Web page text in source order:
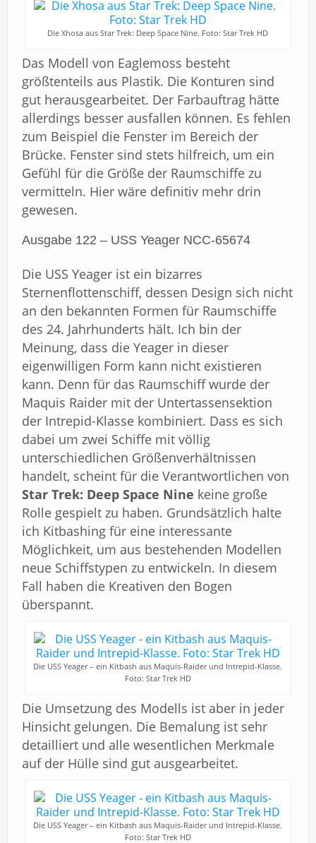
Die Xhosa aus Star Trek: Deep Space Nine. Foto: Star Trek HD
Das Modell von Eaglemoss besteht
größtenteils aus Plastik. Die Konturen sind
gut herausgearbeitet. Der Farbauftrag hätte
allerdings besser ausfallen können. Es fehlen
zum Beispiel die Fenster im Bereich der
Brücke. Fenster sind stets hilfreich, um ein
Gefühl für die Größe der Raumschiffe zu
vermitteln. Hier wäre definitiv mehr drin
gewesen.
Ausgabe 122 – USS Yeager NCC-65674
Die USS Yeager ist ein bizarres
Sternenflottenschiff, dessen Design sich nicht
an den bekannten Formen für Raumschiffe
des 24. Jahrhunderts hält. Ich bin der
Meinung, dass die Yeager in dieser
eigenwilligen Form kann nicht existieren
kann. Denn für das Raumschiff wurde der
Maquis Raider mit der Untertassensektion
der Intrepid-Klasse kombiniert. Dass es sich
dabei um zwei Schiffe mit völlig
unterschiedlichen Größenverhältnissen
handelt, scheint für die Verantwortlichen von
Star Trek: Deep Space Nine keine große
Rolle gespielt zu haben. Grundsätzlich halte
ich Kitbashing für eine interessante
Möglichkeit, um aus bestehenden Modellen
neue Schiffstypen zu entwickeln. In diesem
Fall haben die Kreativen den Bogen
überspannt.
Die USS Yeager – ein Kitbash aus Maquis-Raider und Intrepid-Klasse.
Foto: Star Trek HD
Die Umsetzung des Modells ist aber in jeder
Hinsicht gelungen. Die Bemalung ist sehr
detailliert und alle wesentlichen Merkmale
auf der Hülle sind gut ausgearbeitet.
Die USS Yeager – ein Kitbash aus Maquis-Raider und Intrepid-Klasse.
Foto: Star Trek HD